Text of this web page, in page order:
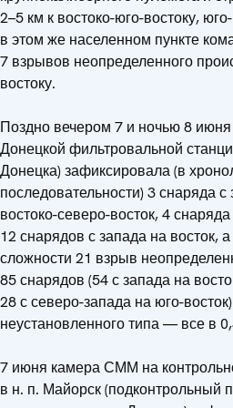
2–5 км к востоко-юго-востоку,
в этом же населенном пункте
7 взрывов неопределенного
востоку.
Поздно вечером 7 и ночью 8
Донецкой фильтровальной
Донецка) зафиксировала (в
последовательности) 3 снаряда
востоко-северо-восток, 4
12 снарядов с запада на восток,
сложности 21 взрыв
85 снарядов (54 с запада на
28 с северо-запада на юго-
неустановленного типа — все в
7 июня камера СММ на
в н. п. Майорск (подконтрольный